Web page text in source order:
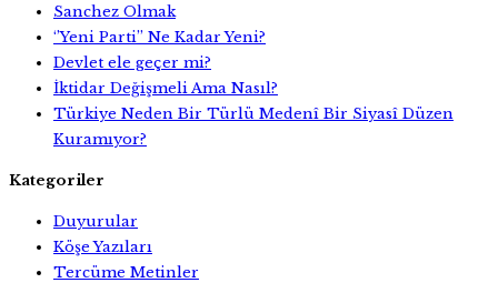
Sanchez Olmak
‘’Yeni Parti’’ Ne Kadar Yeni?
Devlet ele geçer mi?
İktidar Değişmeli Ama Nasıl?
Türkiye Neden Bir Türlü Medenî Bir Siyasî Düzen
Kuramıyor?
Kategoriler
Duyurular
Köşe Yazıları
Tercüme Metinler